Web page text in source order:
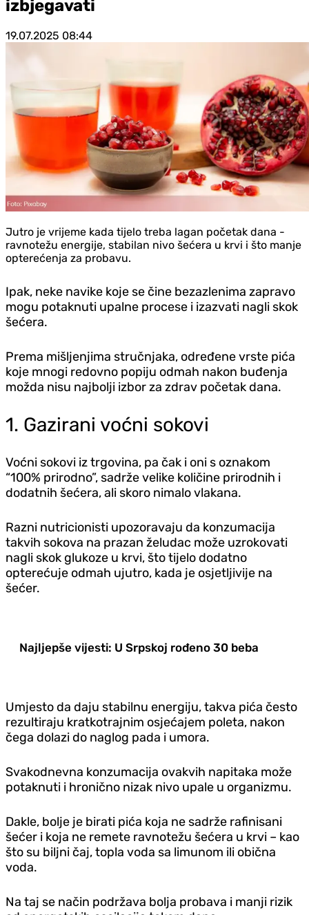
izbjegavati
19.07.2025 08:44
Jutro je vrijeme kada tijelo treba lagan početak dana -
ravnotežu energije, stabilan nivo šećera u krvi i što manje
opterećenja za probavu.
Ipak, neke navike koje se čine bezazlenima zapravo
mogu potaknuti upalne procese i izazvati nagli skok
šećera.
Prema mišljenjima stručnjaka, određene vrste pića
koje mnogi redovno popiju odmah nakon buđenja
možda nisu najbolji izbor za zdrav početak dana.
1. Gazirani voćni sokovi
Voćni sokovi iz trgovina, pa čak i oni s oznakom
“100% prirodno”, sadrže velike količine prirodnih i
dodatnih šećera, ali skoro nimalo vlakana.
Razni nutricionisti upozoravaju da konzumacija
takvih sokova na prazan želudac može uzrokovati
nagli skok glukoze u krvi, što tijelo dodatno
opterećuje odmah ujutro, kada je osjetljivije na
šećer.
Najljepše vijesti: U Srpskoj rođeno 30 beba
Umjesto da daju stabilnu energiju, takva pića često
rezultiraju kratkotrajnim osjećajem poleta, nakon
čega dolazi do naglog pada i umora.
Svakodnevna konzumacija ovakvih napitaka može
potaknuti i hronično nizak nivo upale u organizmu.
Dakle, bolje je birati pića koja ne sadrže rafinisani
šećer i koja ne remete ravnotežu šećera u krvi – kao
što su biljni čaj, topla voda sa limunom ili obična
voda.
Na taj se način podržava bolja probava i manji rizik